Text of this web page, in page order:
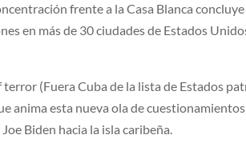
frente a la Casa Blanca
en más de 30 ciudades de Estados
(Fuera Cuba de la lista de Estados
anima esta nueva ola de
Biden hacia la isla caribeña.